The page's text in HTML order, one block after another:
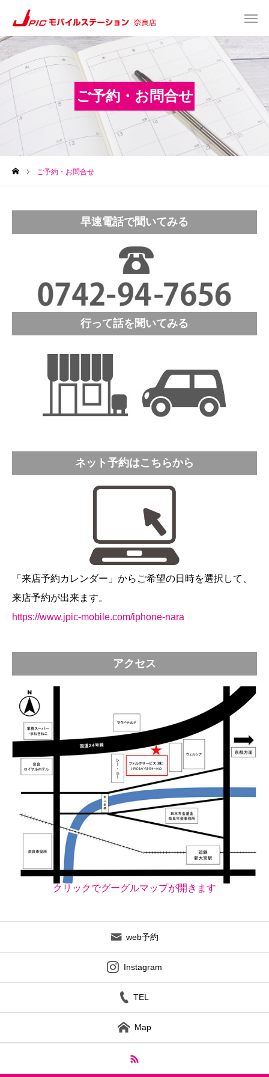
ご予約・お問合せ
ご予約・お問合せ
早速電話で聞いてみる
行って話を聞いてみる
ネット予約はこちらから
「来店予約カレンダー」からご希望の日時を選択して、
来店予約が出来ます。
https://www.jpic-mobile.com/iphone-nara
アクセス
クリックでグーグルマップが開きます
web予約
Instagram
TEL
Map
web予約 Instagram
TEL Map
TOP
サービス一覧
修理実績